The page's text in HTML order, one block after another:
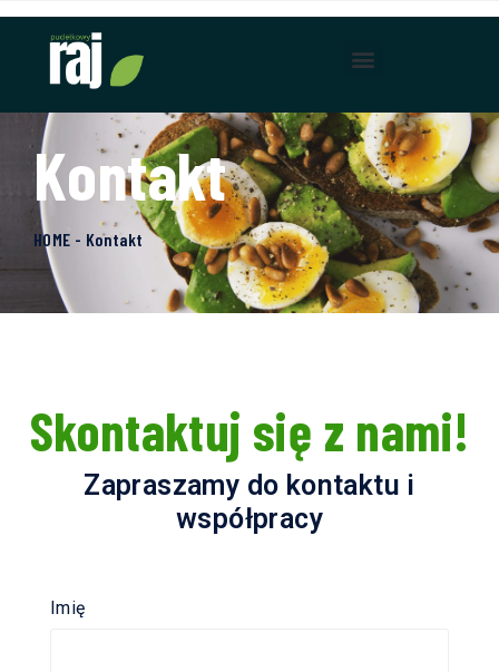
Kontakt
HOME - Kontakt
Skontaktuj się z nami!
Zapraszamy do kontaktu i
współpracy
Imię